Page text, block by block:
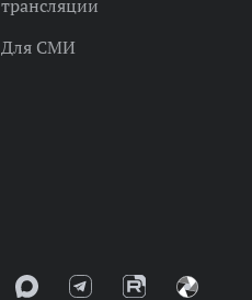
трансляции
Для СМИ